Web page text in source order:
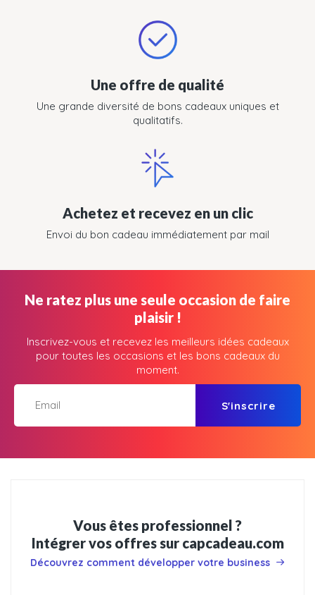
Une offre de qualité
Une grande diversité de bons cadeaux uniques et
qualitatifs.
Achetez et recevez en un clic
Envoi du bon cadeau immédiatement par mail
Ne ratez plus une seule occasion de faire
plaisir !
Inscrivez-vous et recevez les meilleurs idées cadeaux
pour toutes les occasions et les bons cadeaux du
moment.
S'inscrire
Vous êtes professionnel ?
Intégrer vos offres sur capcadeau.com
Découvrez comment développer votre business